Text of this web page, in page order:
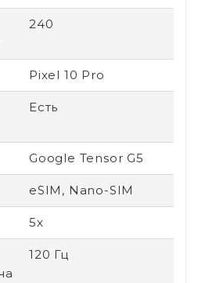
240
Pixel 10 Pro
Есть
Google Tensor G5
eSIM, Nano-SIM
5x
120 Гц